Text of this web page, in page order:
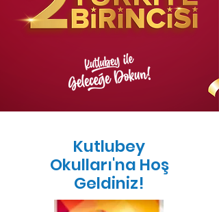
Kutlubey
Okulları'na Hoş
Geldiniz!